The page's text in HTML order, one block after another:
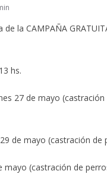
la CAMPAÑA
hs.
27 de mayo
de mayo (castración
mayo (castración de